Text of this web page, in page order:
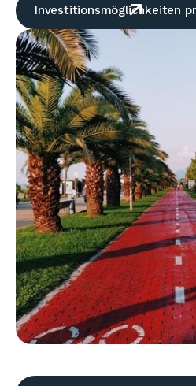
Investitionsmöglichkeiten